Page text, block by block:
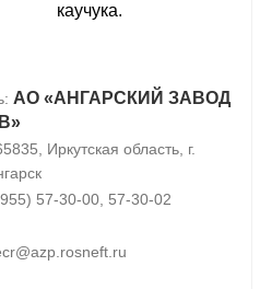
каучука.
АО «АНГАРСКИЙ ЗАВОД
Иркутская область, г.
57-30-00, 57-30-02